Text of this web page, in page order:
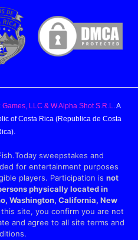
Games, LLC & W Alpha Shot S.R.L. A
of Costa Rica (Republica de Costa
sweepstakes and
for entertainment purposes
players. Participation is not
physically located in
Washington, California, New
this site, you confirm you are not
and agree to all site terms and